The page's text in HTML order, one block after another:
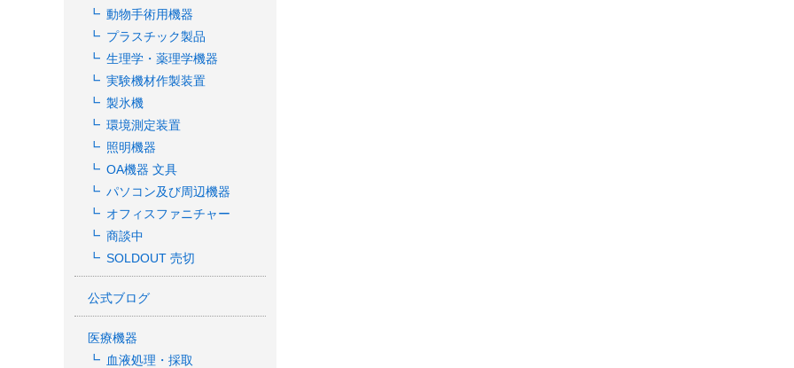
動物手術用機器
プラスチック製品
生理学・薬理学機器
実験機材作製装置
製氷機
環境測定装置
照明機器
OA機器 文具
パソコン及び周辺機器
オフィスファニチャー
商談中
SOLDOUT 売切
公式ブログ
医療機器
血液処理・採取